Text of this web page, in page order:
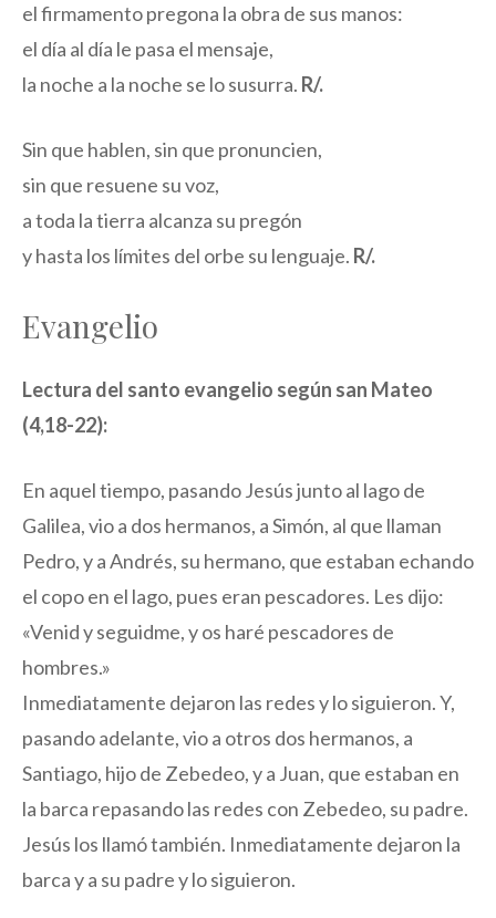
el firmamento pregona la obra de sus manos:
el día al día le pasa el mensaje,
la noche a la noche se lo susurra. R/.
Sin que hablen, sin que pronuncien,
sin que resuene su voz,
a toda la tierra alcanza su pregón
y hasta los límites del orbe su lenguaje. R/.
Evangelio
Lectura del santo evangelio según san Mateo
(4,18-22):
En aquel tiempo, pasando Jesús junto al lago de
Galilea, vio a dos hermanos, a Simón, al que llaman
Pedro, y a Andrés, su hermano, que estaban echando
el copo en el lago, pues eran pescadores. Les dijo:
«Venid y seguidme, y os haré pescadores de
hombres.»
Inmediatamente dejaron las redes y lo siguieron. Y,
pasando adelante, vio a otros dos hermanos, a
Santiago, hijo de Zebedeo, y a Juan, que estaban en
la barca repasando las redes con Zebedeo, su padre.
Jesús los llamó también. Inmediatamente dejaron la
barca y a su padre y lo siguieron.